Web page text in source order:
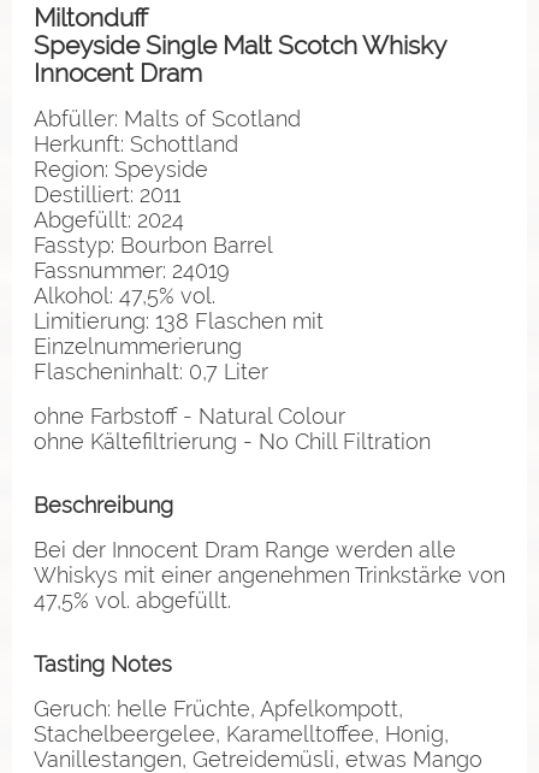
Miltonduff
Speyside Single Malt Scotch Whisky
Innocent Dram
Abfüller: Malts of Scotland
Herkunft: Schottland
Region: Speyside
Destilliert: 2011
Abgefüllt: 2024
Fasstyp: Bourbon Barrel
Fassnummer: 24019
Alkohol: 47,5% vol.
Limitierung: 138 Flaschen mit
Einzelnummerierung
Flascheninhalt: 0,7 Liter
ohne Farbstoff - Natural Colour
ohne Kältefiltrierung - No Chill Filtration
Beschreibung
Bei der Innocent Dram Range werden alle
Whiskys mit einer angenehmen Trinkstärke von
47,5% vol. abgefüllt.
Tasting Notes
Geruch: helle Früchte, Apfelkompott,
Stachelbeergelee, Karamelltoffee, Honig,
Vanillestangen, Getreidemüsli, etwas Mango